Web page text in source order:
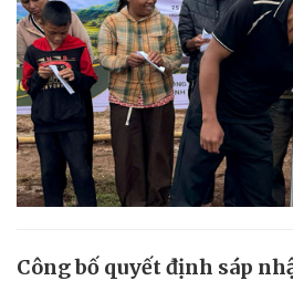
Công bố quyết định sáp